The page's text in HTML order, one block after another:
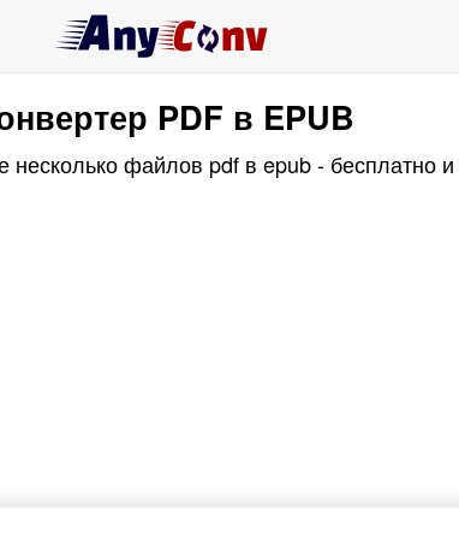
PDF в EPUB
несколько файлов pdf в epub - бесплатно